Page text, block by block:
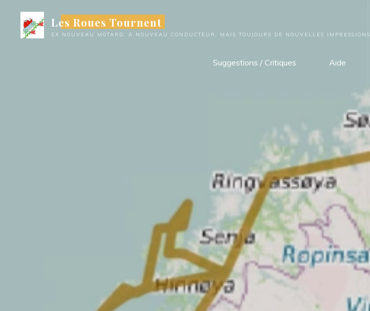
contenu
Les Roues Tournent
EX NOUVEAU MOTARD, À NOUVEAU CONDUCTEUR, MAIS TOUJOURS DE NOUVELLES IMPRESSIONS
Suggestions / Critiques Aide